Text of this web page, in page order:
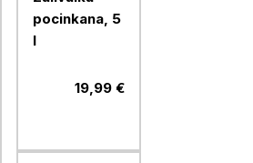
pocinkana, 5
l
19,99 €